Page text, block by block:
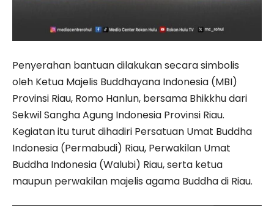
Penyerahan bantuan dilakukan secara simbolis
oleh Ketua Majelis Buddhayana Indonesia (MBI)
Provinsi Riau, Romo Hanlun, bersama Bhikkhu dari
Sekwil Sangha Agung Indonesia Provinsi Riau.
Kegiatan itu turut dihadiri Persatuan Umat Buddha
Indonesia (Permabudi) Riau, Perwakilan Umat
Buddha Indonesia (Walubi) Riau, serta ketua
maupun perwakilan majelis agama Buddha di Riau.